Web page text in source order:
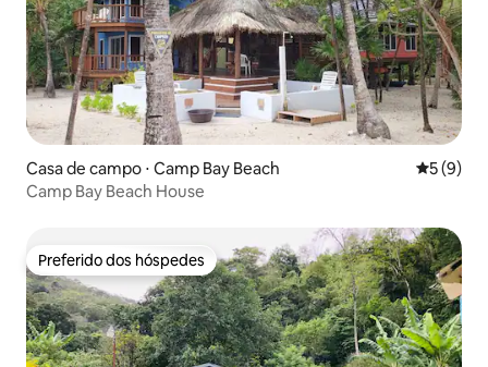
Casa de campo ⋅ Camp Bay Beach 5 de
5 (9)
Camp Bay Beach House
Preferido dos hóspedes
Preferido dos hóspedes